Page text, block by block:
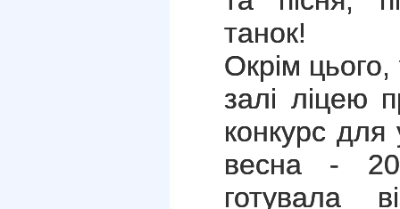
танок!
Окрім
залі ліцею
конкурс для
весна -
готувала